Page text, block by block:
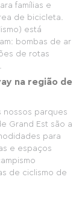
famílias e
de bicicleta.
está
bombas de ar
de rotas
na região de
nossos parques
Grand Est são a
para
e espaços
de ciclismo de